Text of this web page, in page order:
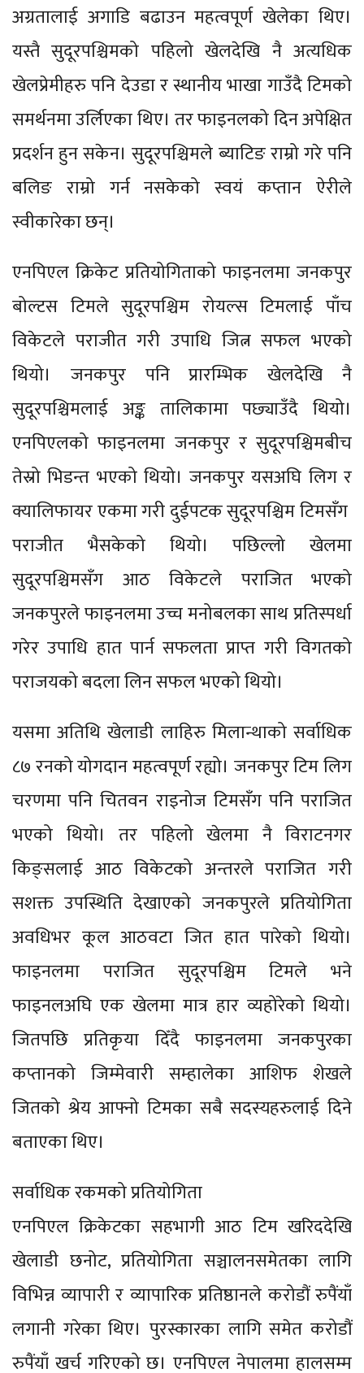
अग्रतालाई अगाडि बढाउन महत्वपूर्ण खेलेका थिए।
यस्तै सुदूरपश्चिमको पहिलो खेलदेखि नै अत्यधिक
खेलप्रेमीहरु पनि देउडा र स्थानीय भाखा गाउँदै टिमको
समर्थनमा उर्लिएका थिए। तर फाइनलको दिन अपेक्षित
प्रदर्शन हुन सकेन। सुदूरपश्चिमले ब्याटिङ राम्रो गरे पनि
बलिङ राम्रो गर्न नसकेको स्वयं कप्तान ऐरीले
स्वीकारेका छन्।
एनपिएल क्रिकेट प्रतियोगिताको फाइनलमा जनकपुर
बोल्टस टिमले सुदूरपश्चिम रोयल्स टिमलाई पाँच
विकेटले पराजीत गरी उपाधि जित्न सफल भएको
थियो। जनकपुर पनि प्रारम्भिक खेलदेखि नै
सुदूरपश्चिमलाई अङ्क तालिकामा पछ्याउँदै थियो।
एनपिएलको फाइनलमा जनकपुर र सुदूरपश्चिमबीच
तेस्रो भिडन्त भएको थियो। जनकपुर यसअघि लिग र
क्यालिफायर एकमा गरी दुईपटक सुदूरपश्चिम टिमसँग
पराजीत भैसकेको थियो। पछिल्लो खेलमा
सुदूरपश्चिमसँग आठ विकेटले पराजित भएको
जनकपुरले फाइनलमा उच्च मनोबलका साथ प्रतिस्पर्धा
गरेर उपाधि हात पार्न सफलता प्राप्त गरी विगतको
पराजयको बदला लिन सफल भएको थियो।
यसमा अतिथि खेलाडी लाहिरु मिलान्थाको सर्वाधिक
८७ रनको योगदान महत्वपूर्ण रह्यो। जनकपुर टिम लिग
चरणमा पनि चितवन राइनोज टिमसँग पनि पराजित
भएको थियो। तर पहिलो खेलमा नै विराटनगर
किङ्सलाई आठ विकेटको अन्तरले पराजित गरी
सशक्त उपस्थिति देखाएको जनकपुरले प्रतियोगिता
अवधिभर कूल आठवटा जित हात पारेको थियो।
फाइनलमा पराजित सुदूरपश्चिम टिमले भने
फाइनलअघि एक खेलमा मात्र हार व्यहोरेको थियो।
जितपछि प्रतिकृया दिँदै फाइनलमा जनकपुरका
कप्तानको जिम्मेवारी सम्हालेका आशिफ शेखले
जितको श्रेय आफ्नो टिमका सबै सदस्यहरुलाई दिने
बताएका थिए।
सर्वाधिक रकमको प्रतियोगिता
एनपिएल क्रिकेटका सहभागी आठ टिम खरिददेखि
खेलाडी छनोट, प्रतियोगिता सञ्चालनसमेतका लागि
विभिन्न व्यापारी र व्यापारिक प्रतिष्ठानले करोडौं रुपैंयाँ
लगानी गरेका थिए। पुरस्कारका लागि समेत करोडौं
रुपैंयाँ खर्च गरिएको छ। एनपिएल नेपालमा हालसम्म